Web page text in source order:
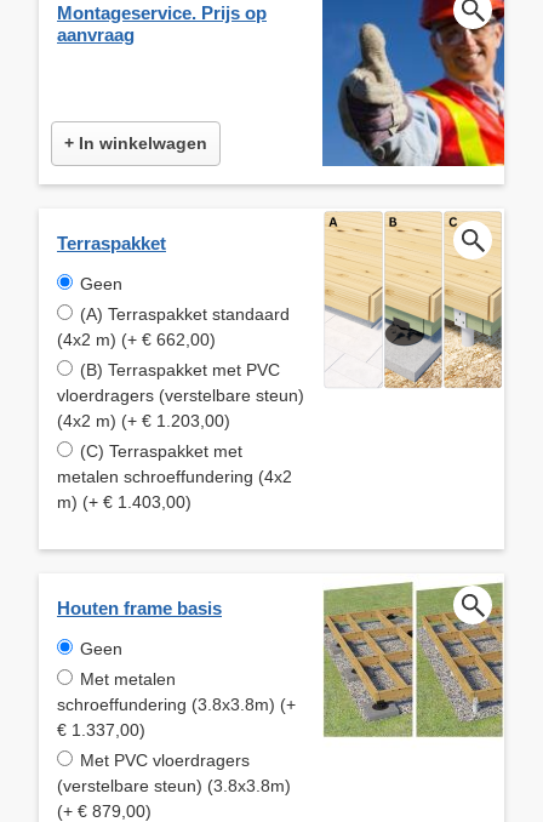
Montageservice. Prijs op
aanvraag
+ In winkelwagen
Terraspakket
Geen
(A) Terraspakket standaard
(4x2 m) (+ € 662,00)
(B) Terraspakket met PVC
vloerdragers (verstelbare steun)
(4x2 m) (+ € 1.203,00)
(C) Terraspakket met
metalen schroeffundering (4x2
m) (+ € 1.403,00)
Houten frame basis
Geen
Met metalen
schroeffundering (3.8x3.8m) (+
€ 1.337,00)
Met PVC vloerdragers
(verstelbare steun) (3.8x3.8m)
(+ € 879,00)